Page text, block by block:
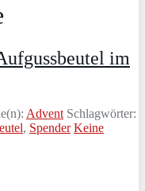
im
Advent Schlagwörter:
, Spender Keine